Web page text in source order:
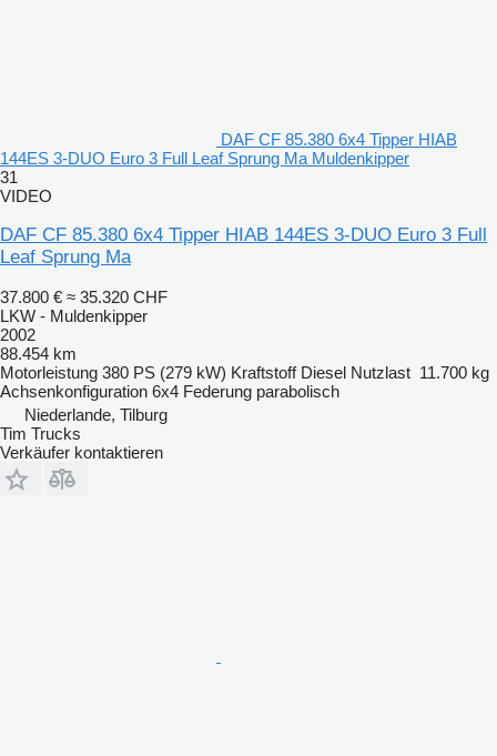
DAF CF 85.380 6x4 Tipper HIAB
144ES 3-DUO Euro 3 Full Leaf Sprung Ma Muldenkipper
31
VIDEO
DAF CF 85.380 6x4 Tipper HIAB 144ES 3-DUO Euro 3 Full
Leaf Sprung Ma
37.800 € ≈ 35.320 CHF
LKW - Muldenkipper
2002
88.454 km
Motorleistung 380 PS (279 kW) Kraftstoff Diesel Nutzlast 11.700 kg
Achsenkonfiguration 6x4 Federung parabolisch
Niederlande, Tilburg
Tim Trucks
Verkäufer kontaktieren